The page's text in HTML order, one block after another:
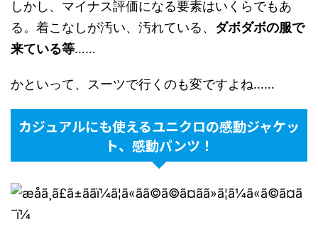
しかし、マイナス評価になる要素はいくらでもあ
る。着こなしが汚い、汚れている、 ダボダボの服で
来ている等……
かといって、スーツで行くのも変ですよね……
カジュアルにも使えるユニクロの感動ジャケッ
ト、感動パンツ！